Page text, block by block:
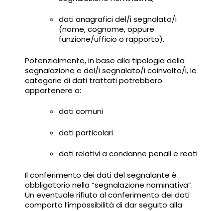
dati anagrafici del/i segnalato/i
(nome, cognome, oppure
funzione/ufficio o rapporto).
Potenzialmente, in base alla tipologia della
segnalazione e del/i segnalato/i coinvolto/i, le
categorie di dati trattati potrebbero
appartenere a:
dati comuni
dati particolari
dati relativi a condanne penali e reati
Il conferimento dei dati del segnalante è
obbligatorio nella “segnalazione nominativa”.
Un eventuale rifiuto al conferimento dei dati
comporta l’impossibilità di dar seguito alla